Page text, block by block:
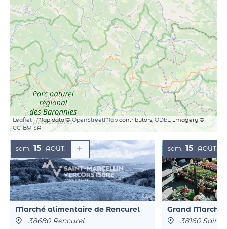
Leaflet | Map data ©OpenStreetMap contributors, ODbL
, Imagery ©
CC-BY-SA
sam. 15 AOÛT
Marché alimentaire de Rencurel
38680 Rencurel
sam. 15 AOÛT
Grand Marché
38160